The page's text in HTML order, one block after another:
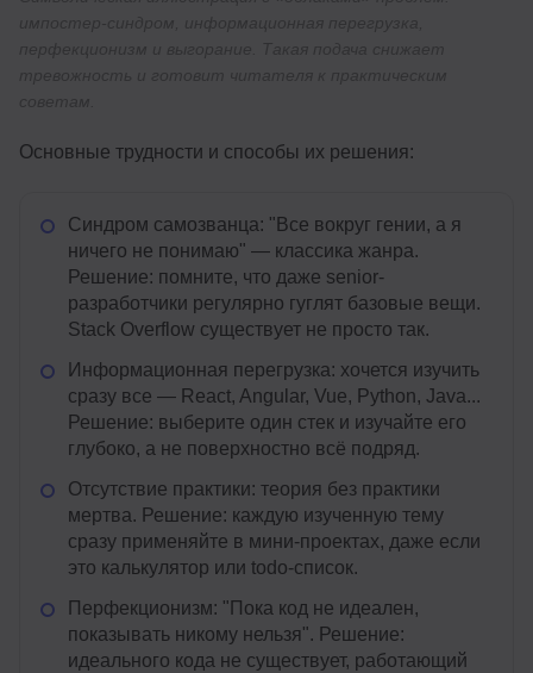
Основные трудности и способы их решения:
Синдром самозванца: "Все вокруг гении, а я
ничего не понимаю" — классика жанра.
Решение: помните, что даже senior-
разработчики регулярно гуглят базовые вещи.
Stack Overflow существует не просто так.
Информационная перегрузка: хочется изучить
сразу все — React, Angular, Vue, Python, Java...
Решение: выберите один стек и изучайте его
глубоко, а не поверхностно всё подряд.
Отсутствие практики: теория без практики
мертва. Решение: каждую изученную тему
сразу применяйте в мини-проектах, даже если
это калькулятор или todo-список.
Перфекционизм: "Пока код не идеален,
показывать никому нельзя". Решение:
идеального кода не существует, работающий